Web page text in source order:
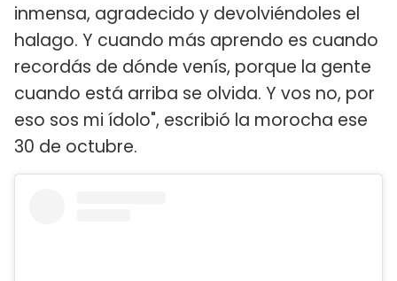
inmensa, agradecido y devolviéndoles el
halago. Y cuando más aprendo es cuando
recordás de dónde venís, porque la gente
cuando está arriba se olvida. Y vos no, por
eso sos mi ídolo", escribió la morocha ese
30 de octubre.